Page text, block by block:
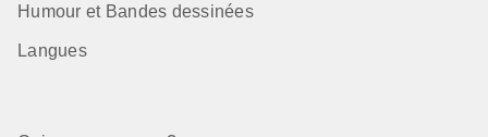
Humour et Bandes dessinées
Langues